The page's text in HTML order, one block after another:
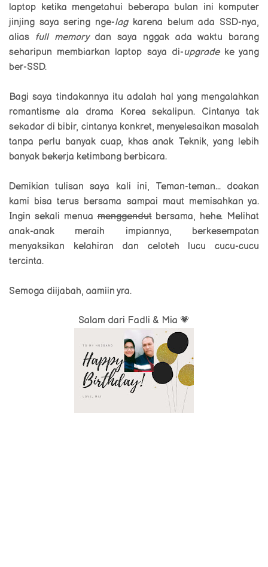
laptop ketika mengetahui beberapa bulan ini komputer
jinjing saya sering nge-lag karena belum ada SSD-nya,
alias full memorydan saya nggak ada waktu barang
seharipun membiarkan laptop saya di-upgradeke yang
ber-SSD.
Bagi saya tindakannya itu adalah hal yang mengalahkan
romantisme ala drama Korea sekalipun. Cintanya tak
sekadar di bibir, cintanya konkret, menyelesaikan masalah
tanpa perlu banyak cuap, khas anak Teknik, yang lebih
banyak bekerja ketimbang berbicara.
Demikian tulisan saya kali ini, Teman-teman... doakan
kami bisa terus bersama sampai maut memisahkan ya.
Ingin sekali menuamenggendutbersama, hehe. Melihat
anak-anak meraih impiannya, berkesempatan
menyaksikan kelahiran dan celoteh lucu cucu-cucu
tercinta.
Semoga diijabah, aamiin yra.
Salam dari Fadli & Mia 💗